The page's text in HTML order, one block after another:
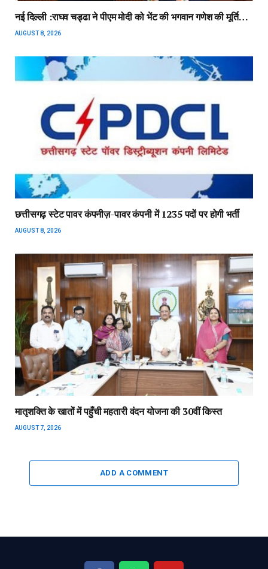
नई दिल्ली :राघव चड्ढा ने पीएम मोदी को भेंट की भगवान गणेश की मूर्ति…
AUGUST 8, 2026
छत्तीसगढ़ स्टेट पावर कंपनीज़-पावर कंपनी में 1235 पदों पर होगी भर्ती
AUGUST 8, 2026
मातृशक्ति के खातों में पहुँची महतारी वंदन योजना की 30वीं किस्त
AUGUST 7, 2026
ADD A COMMENT